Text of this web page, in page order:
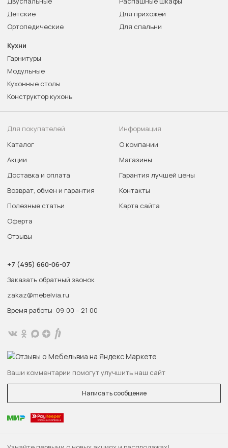
Детские
Ортопедические
Для прихожей
Для спальни
Кухни
Гарнитуры
Модульные
Кухонные столы
Конструктор кухонь
Для покупателей
Каталог
Акции
Доставка и оплата
Возврат, обмен и гарантия
Полезные статьи
Оферта
Отзывы
Информация
О компании
Магазины
Гарантия лучшей цены
Контакты
Карта сайта
+7 (495) 660-06-07
Заказать обратный звонок
zakaz@mebelvia.ru
Время работы: 09:00 – 21:00
Ваши комментарии помогут улучшить наш сайт
Написать сообщение